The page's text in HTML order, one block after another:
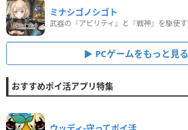
ミナシゴノシゴト
PCゲームをもっと見る
おすすめポイ活アプリ特集